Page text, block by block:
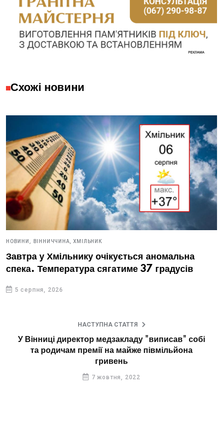
Схожі новини
НОВИНИ, ВІННИЧЧИНА, ХМІЛЬНИК
Завтра у Хмільнику очікується аномальна
спека. Температура сягатиме 37 градусів
5 серпня, 2026
НАСТУПНА СТАТТЯ
У Вінниці директор медзакладу "виписав" собі
та родичам премії на майже півмільйона
гривень
7 жовтня, 2022